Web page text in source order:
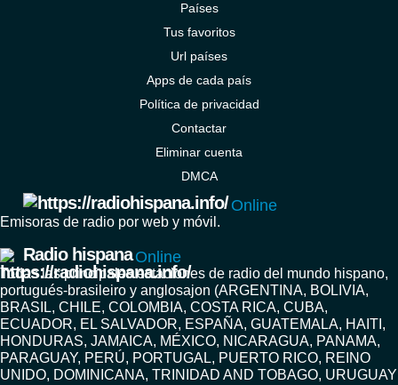
Países
Tus favoritos
Url países
Apps de cada país
Política de privacidad
Contactar
Eliminar cuenta
DMCA
Online
Emisoras de radio por web y móvil.
Radio hispana Online
Todas las principales estaciones de radio del mundo hispano,
portugués-brasileiro y anglosajon (ARGENTINA, BOLIVIA,
BRASIL, CHILE, COLOMBIA, COSTA RICA, CUBA,
ECUADOR, EL SALVADOR, ESPAÑA, GUATEMALA, HAITI,
HONDURAS, JAMAICA, MÉXICO, NICARAGUA, PANAMA,
PARAGUAY, PERÚ, PORTUGAL, PUERTO RICO, REINO
UNIDO, DOMINICANA, TRINIDAD AND TOBAGO, URUGUAY